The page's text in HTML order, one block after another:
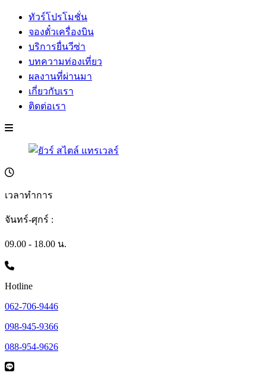
ทัวร์โปรโมชั่น
จองตั๋วเครื่องบิน
บริการยื่นวีซ่า
บทความท่องเที่ยว
ผลงานที่ผ่านมา
เกี่ยวกับเรา
ติดต่อเรา
เวลาทำการ
จันทร์-ศุกร์ :
09.00 - 18.00 น.
Hotline
062-706-9446
098-945-9366
088-954-9626